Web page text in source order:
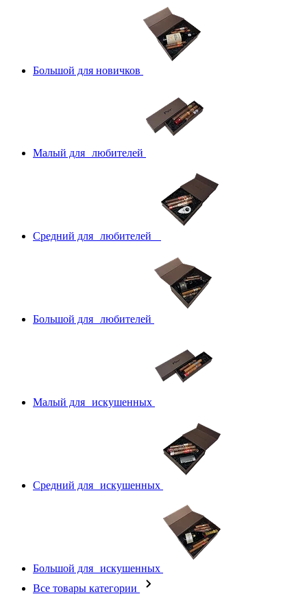
Большой для новичков
Малый для любителей
Средний для любителей
Большой для любителей
Малый для искушенных
Средний для искушенных
Большой для искушенных
Все товары категории